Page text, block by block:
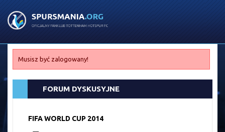
Musisz być zalogowany!
FORUM DYSKUSYJNE
FIFA WORLD CUP 2014